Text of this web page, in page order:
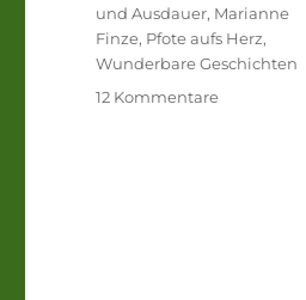
und Ausdauer, Marianne
Finze, Pfote aufs Herz,
Wunderbare Geschichten
12 Kommentarezu